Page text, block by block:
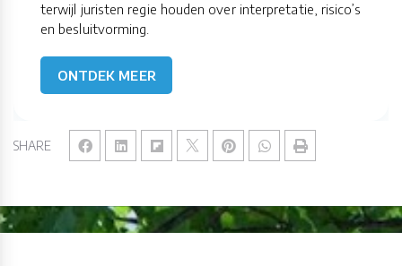
SHARE
terwijl juristen regie houden over interpretatie, risico’s
en besluitvorming.
ONTDEK MEER